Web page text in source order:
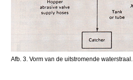
Afb. 3. Vorm van de uitstromende waterstraal.